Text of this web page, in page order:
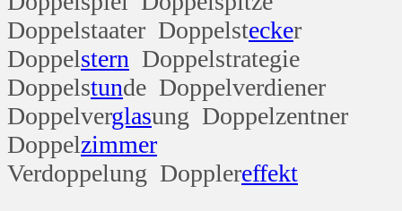
Doppelstaater Doppelstecker
Doppelstern Doppelstrategie
Doppelstunde Doppelverdiener
Doppelverglasung Doppelzentner
Doppelzimmer
Verdoppelung Dopplereffekt